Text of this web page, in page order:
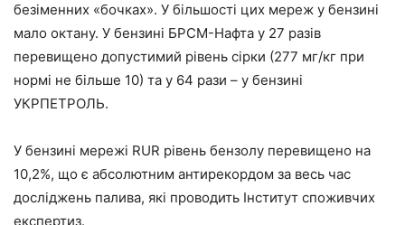
безіменних «бочках». У більшості цих мереж у бензині
мало октану. У бензині БРСМ-Нафта у 27 разів
перевищено допустимий рівень сірки (277 мг/кг при
нормі не більше 10) та у 64 рази – у бензині
УКРПЕТРОЛЬ.
У бензині мережі RUR рівень бензолу перевищено на
10,2%, що є абсолютним антирекордом за весь час
досліджень палива, які проводить Інститут споживчих
експертиз.